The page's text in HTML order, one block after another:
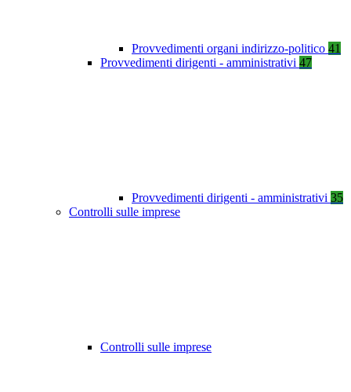
Provvedimenti organi indirizzo-politico 41
Provvedimenti dirigenti - amministrativi 47
Provvedimenti dirigenti - amministrativi 35
Controlli sulle imprese
Controlli sulle imprese